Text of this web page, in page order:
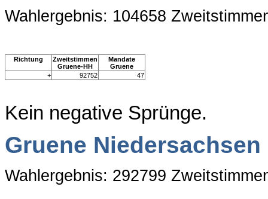
Wahlergebnis: 104658
Richtung
Zweitstimmen
Gruene-HH
Mandate
Gruene
+
92752 47
Kein negative Sprünge.
Gruene Niedersachsen
Wahlergebnis: 292799